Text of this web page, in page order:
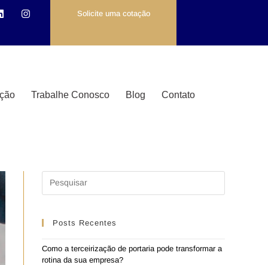
Solicite uma cotação
Trabalhe Conosco Blog Contato
Posts Recentes
Como a terceirização de portaria pode transformar a
rotina da sua empresa?